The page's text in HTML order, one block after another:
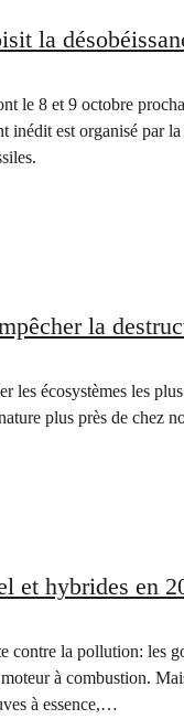
la
le 8 et 9 octobre
inédit est organisé par
la
les écosystèmes les
plus près de chez
et hybrides en
la pollution: les
à combustion.
à essence,…